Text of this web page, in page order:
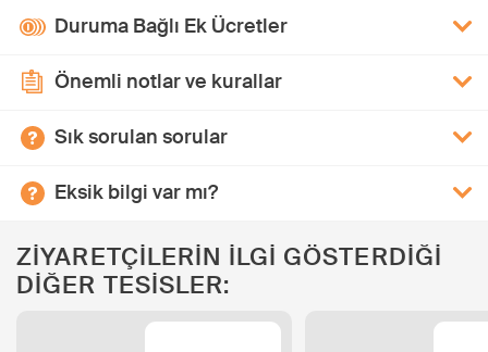
Duruma Bağlı Ek Ücretler
Önemli notlar ve kurallar
Sık sorulan sorular
Eksik bilgi var mı?
ZİYARETÇİLERİN İLGİ GÖSTERDİĞİ
DİĞER TESİSLER: